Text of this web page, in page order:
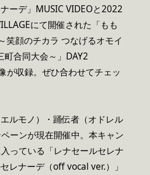
ーデ」MUSIC VIDEOと2022
にて開催された「もも
笑顔のチカラ つなげるオモイ
合同大会～」DAY2
が収録。ぜひ合わせてチェッ
ルモノ）・踊伝者（オドレル
ーンが現在開催中。本キャン
っている「レナセールセレナ
レナーデ（off vocal ver.）」